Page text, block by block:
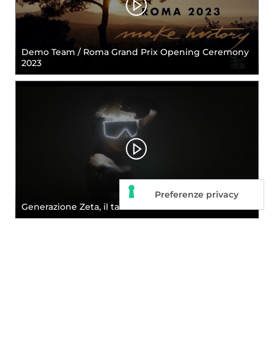
Demo Team / Roma Grand Prix Opening Ceremony
2023
Generazione Zeta, il taekwondo del futuro!